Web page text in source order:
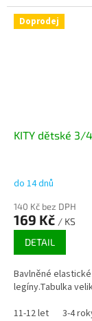
Doprodej
KITY dětské 3/
do 14 dnů
140 Kč bez DPH
169 Kč / KS
DETAIL
Bavlněné
legíny.Tabulka
11-12 let
3-4